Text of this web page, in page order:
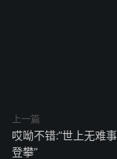
上一篇
哎呦不错:“世上无难
登攀”